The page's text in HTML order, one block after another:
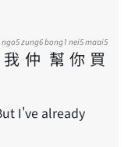
我
ngo5
仲
zung6
幫
bong1
你
nei5
買
maai5
I've already